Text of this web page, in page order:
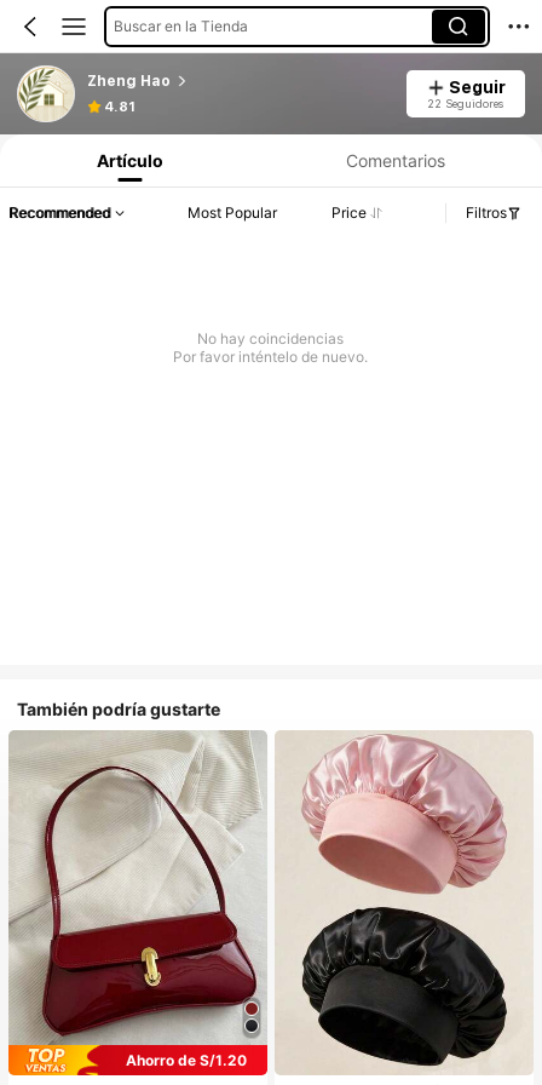
Buscar en la Tienda
Zheng Hao
4.81
Seguir
22 Seguidores
Artículo Comentarios
Recommended Most Popular Price Filtros
No hay coincidencias
Por favor inténtelo de nuevo.
También podría gustarte
Ahorro de S/1.20
#1 Más vendidos
en Multicolor Gorros para el pelo para mujer
Establecido hace 1 año